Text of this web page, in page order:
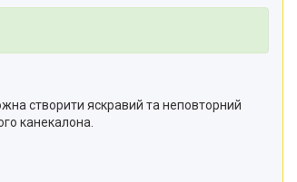
створити яскравий та неповторний
канекалона.